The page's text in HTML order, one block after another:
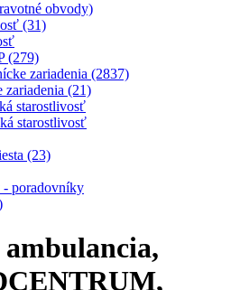
obvody)
(31)
(279)
zariadenia (2837)
zariadenia (21)
starostlivosť
starostlivosť
(23)
poradovníky